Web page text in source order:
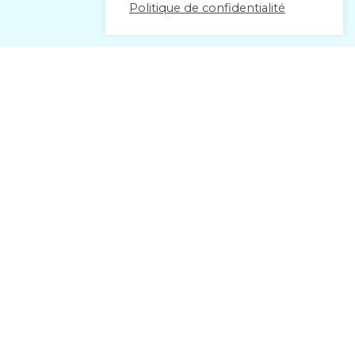
Politique de confidentialité